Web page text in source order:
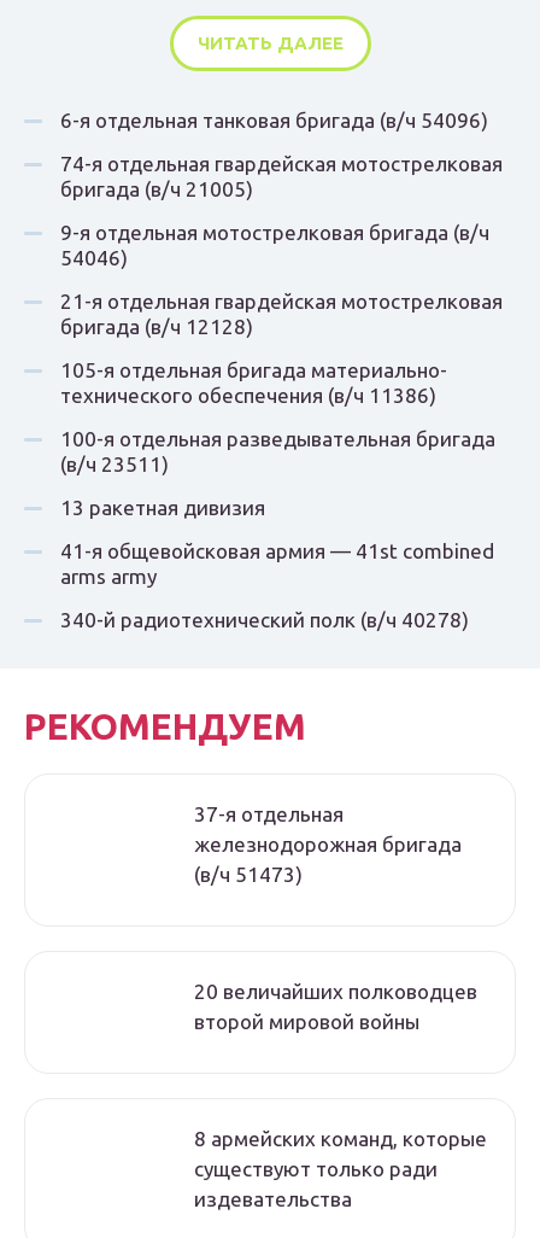
ЧИТАТЬ ДАЛЕЕ
6-я отдельная танковая бригада (в/ч 54096)
74-я отдельная гвардейская мотострелковая
бригада (в/ч 21005)
9-я отдельная мотострелковая бригада (в/ч
54046)
21-я отдельная гвардейская мотострелковая
бригада (в/ч 12128)
105-я отдельная бригада материально-
технического обеспечения (в/ч 11386)
100-я отдельная разведывательная бригада
(в/ч 23511)
13 ракетная дивизия
41-я общевойсковая армия — 41st combined
arms army
340-й радиотехнический полк (в/ч 40278)
РЕКОМЕНДУЕМ
37-я отдельная
железнодорожная бригада
(в/ч 51473)
20 величайших полководцев
второй мировой войны
8 армейских команд, которые
существуют только ради
издевательства